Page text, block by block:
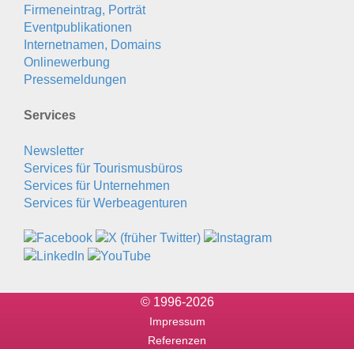
Firmeneintrag, Porträt
Eventpublikationen
Internetnamen, Domains
Onlinewerbung
Pressemeldungen
Services
Newsletter
Services für Tourismusbüros
Services für Unternehmen
Services für Werbeagenturen
© 1996-2026
Impressum
Referenzen